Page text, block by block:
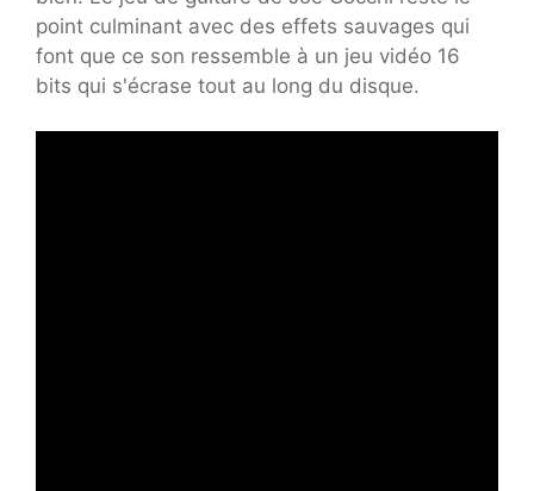
point culminant avec des effets sauvages qui
font que ce son ressemble à un jeu vidéo 16
bits qui s'écrase tout au long du disque.